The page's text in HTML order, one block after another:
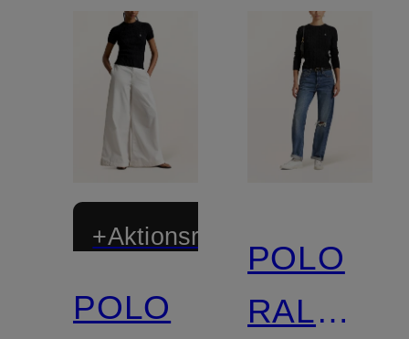
+Aktionsrabatt
POLO
POLO
RALPH